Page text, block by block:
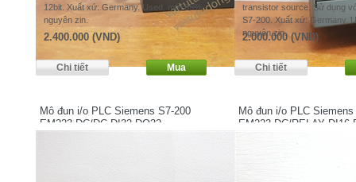
12bit. Xuất xứ: Germany. Used, mới 85%,
nguyên zin.
2.400.000 (VND)
transistor source. Sử dụng
S7-200. Xuất xứ: Germany.
nguyên zin.
2.000.000 (VND)
Mô đun i/o PLC Siemens S7-200
EM223 DC/DC DI32 DO32
Mô đun i/o PLC Siemens
EM223 DC/RELAY DI16